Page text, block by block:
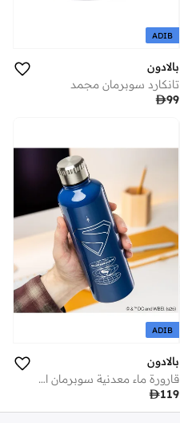
ADIB
بالادون
تانكارد سوبرمان مجمد
99
ADIB
بالادون
قارورة ماء معدنية سوبرمان المسرحية
119